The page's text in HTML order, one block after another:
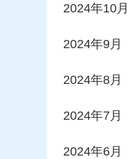
2024年10月
2024年9月
2024年8月
2024年7月
2024年6月